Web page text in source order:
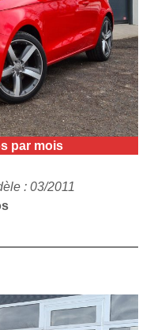
par mois
: 03/2011